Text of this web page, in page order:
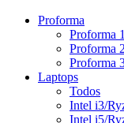
Proforma
Proforma 1
Proforma 2
Proforma
Laptops
Todos
Intel i3/
Intel i5/